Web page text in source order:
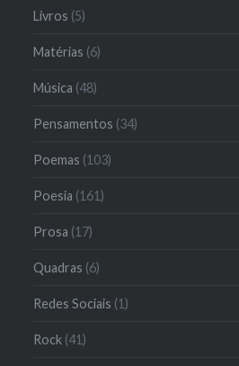
Livros (5)
Matérias (6)
Música (48)
Pensamentos (34)
Poemas (103)
Poesia (161)
Prosa (17)
Quadras (6)
Redes Sociais (1)
Rock (41)